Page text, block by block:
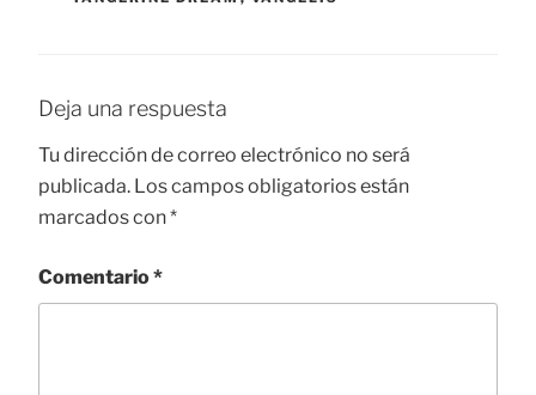
Deja una respuesta
Tu dirección de correo electrónico no será
publicada. Los campos obligatorios están
marcados con*
Comentario*